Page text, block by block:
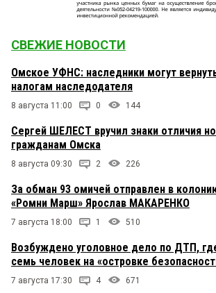
СВЕЖИЕ НОВОСТИ
Омское УФНС: наследники могут
налогам наследодателя
8 августа 11:00 0 144
Сергей ШЕЛЕСТ вручил знаки отличия
гражданам Омска
8 августа 09:30 2 226
За обман 93 омичей отправлен в
«Ромни Марш» Ярослав МАКАРЕНКО
7 августа 18:00 1 510
Возбуждено уголовное дело по ДТП,
семь человек на «островке
7 августа 17:30 4 671